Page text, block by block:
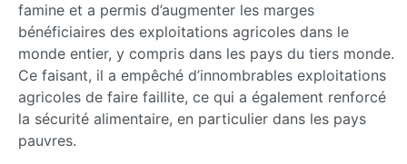
famine et a permis d’augmenter les marges
bénéficiaires des exploitations agricoles dans le
monde entier, y compris dans les pays du tiers monde.
Ce faisant, il a empêché d’innombrables exploitations
agricoles de faire faillite, ce qui a également renforcé
la sécurité alimentaire, en particulier dans les pays
pauvres.